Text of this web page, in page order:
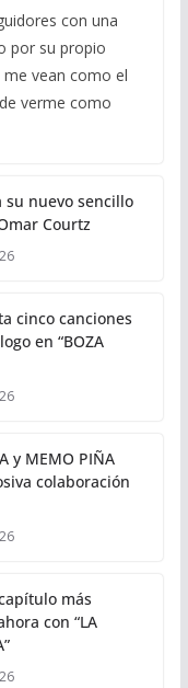
con una
por su propio
vean como el
verme como
su nuevo sencillo
Courtz
cinco canciones
en “BOZA
y MEMO PIÑA
colaboración
más
con “LA